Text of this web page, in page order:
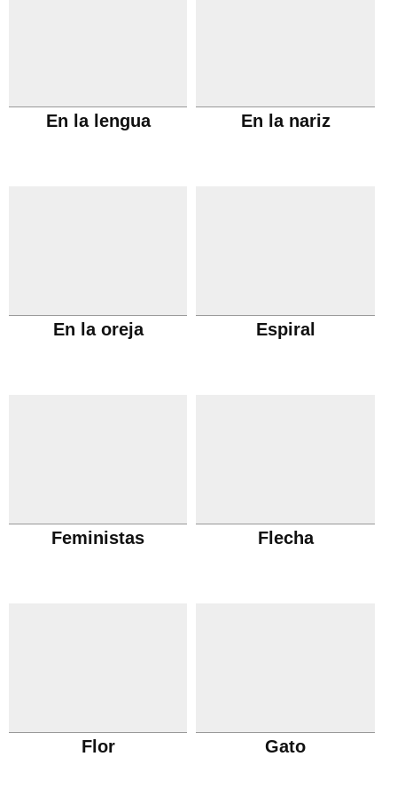
En la lengua En la nariz
En la oreja Espiral
Feministas Flecha
Flor Gato